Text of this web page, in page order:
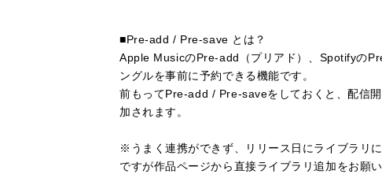
■Pre-add / Pre-save とは？
Apple MusicのPre-add（プリアド）、Spotifyの
ングルを事前に予約できる機能です。
前もってPre-add / Pre-saveをしておくと、配信
加されます。
※うまく連携ができず、リリース日にライブラリ
ですが作品ページから直接ライブラリ追加をお願い